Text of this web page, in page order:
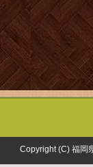
Copyright (C) 福岡